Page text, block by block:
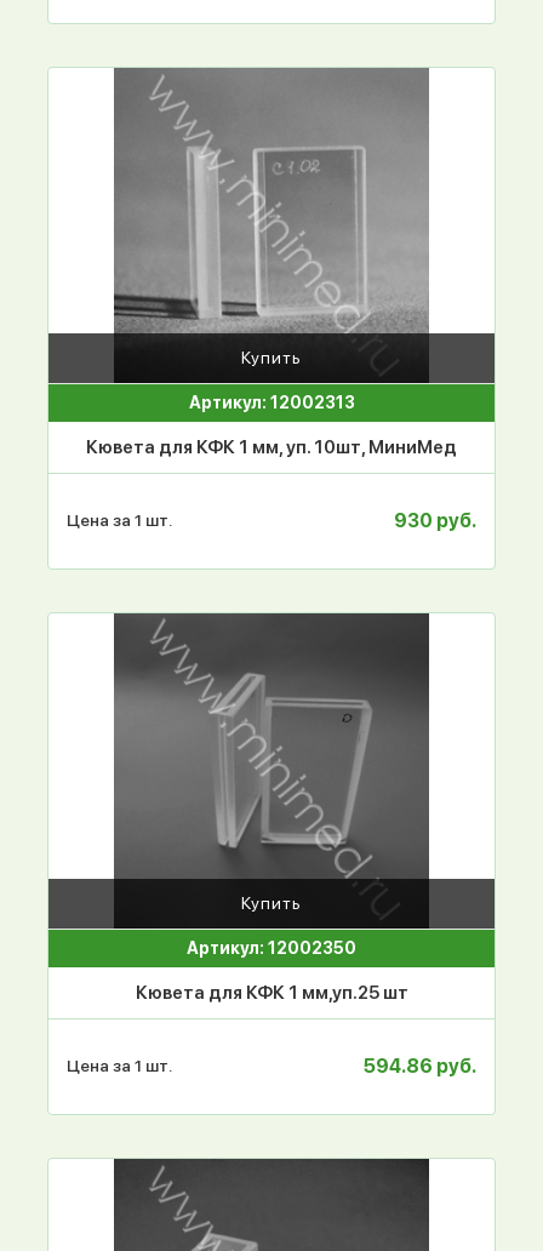
Купить
Артикул: 12002313
Кювета для КФК 1 мм, уп. 10шт, МиниМед
Цена за 1 шт. 930 руб.
Купить
Артикул: 12002350
Кювета для КФК 1 мм,уп.25 шт
Цена за 1 шт. 594.86 руб.